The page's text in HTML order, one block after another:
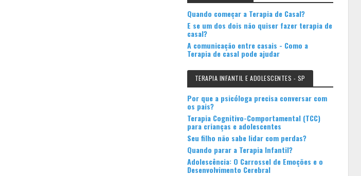
Quando começar a Terapia de Casal?
E se um dos dois não quiser fazer terapia de
casal?
A comunicação entre casais - Como a
Terapia de casal pode ajudar
TERAPIA INFANTIL E ADOLESCENTES - SP
Por que a psicóloga precisa conversar com
os pais?
Terapia Cognitivo-Comportamental (TCC)
para crianças e adolescentes
Seu filho não sabe lidar com perdas?
Quando parar a Terapia Infantil?
Adolescência: O Carrossel de Emoções e o
Desenvolvimento Cerebral